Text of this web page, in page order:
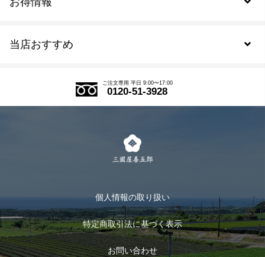
当店おすすめ
式部の香りシリーズ
お茶のギフト
おすすめのお茶
会員規約について
ログイン
ログアウト
ご注文専用 平日 9:00〜17:00
0120-51-3928
個人情報の取り扱い
特定商取引法に基づく表示
お問い合わせ